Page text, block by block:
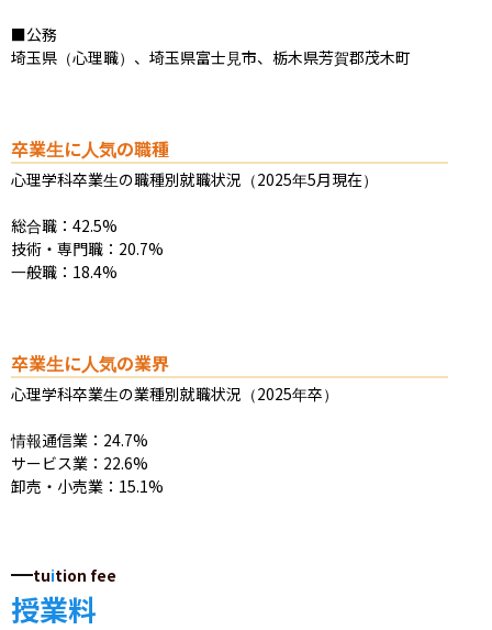
■公務
埼玉県（心理職）、埼玉県富士見市、栃木県芳賀郡茂木町
卒業生に人気の職種
心理学科卒業生の職種別就職状況（2025年5月現在）
総合職：42.5%
技術・専門職：20.7%
一般職：18.4%
卒業生に人気の業界
心理学科卒業生の業種別就職状況（2025年卒）
情報通信業：24.7%
サービス業：22.6%
卸売・小売業：15.1%
tuition fee
授業料